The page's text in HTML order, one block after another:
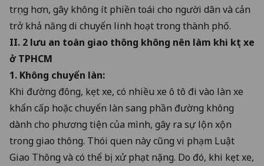
trọng hơn, gây không ít phiền toái cho người dân và cản
trở khả năng di chuyển linh hoạt trong thành phố.
II. 2 lưu an toàn giao thông không nên làm khi kẹt xe
ở TPHCM
1. Không chuyển làn:
Khi đường đông, kẹt xe, có nhiều xe ô tô đi vào làn xe
khẩn cấp hoặc chuyển làn sang phần đường không
dành cho phương tiện của mình, gây ra sự lộn xộn
trong giao thông. Thói quen này cũng vi phạm Luật
Giao Thông và có thể bị xử phạt nặng. Do đó, khi kẹt xe,